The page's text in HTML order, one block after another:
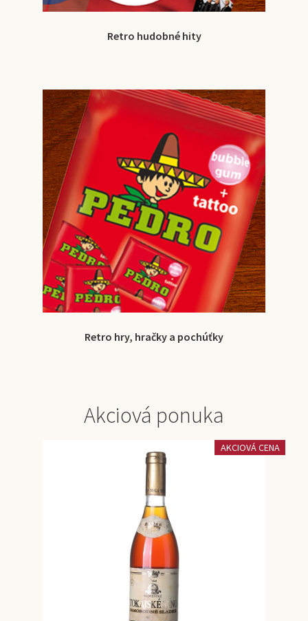
Retro hudobné hity
Retro hry, hračky a pochúťky
Akciová ponuka
AKCIOVÁ CENA